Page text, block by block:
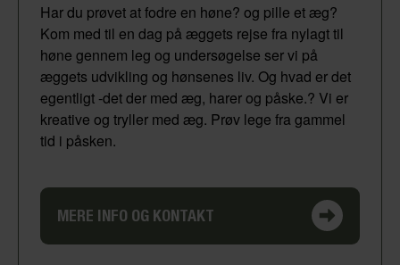
Har du prøvet at fodre en høne? og pille et æg?
Kom med til en dag på æggets rejse fra nylagt til
høne gennem leg og undersøgelse ser vi på
æggets udvikling og hønsenes liv. Og hvad er det
egentligt -det der med æg, harer og påske.? Vi er
kreative og tryller med æg. Prøv lege fra gammel
tid i påsken.
MERE INFO OG KONTAKT